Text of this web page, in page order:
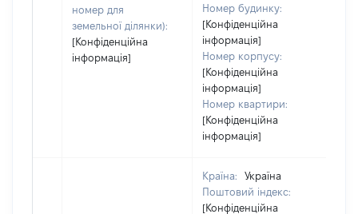
номер для
земельної ділянки):
[Конфіденційна
інформація]
Номер будинку:
[Конфіденційна
інформація]
Номер корпусу:
[Конфіденційна
інформація]
Номер квартири:
[Конфіденційна
інформація]
Країна:
Україна
Поштовий індекс:
[Конфіденційна